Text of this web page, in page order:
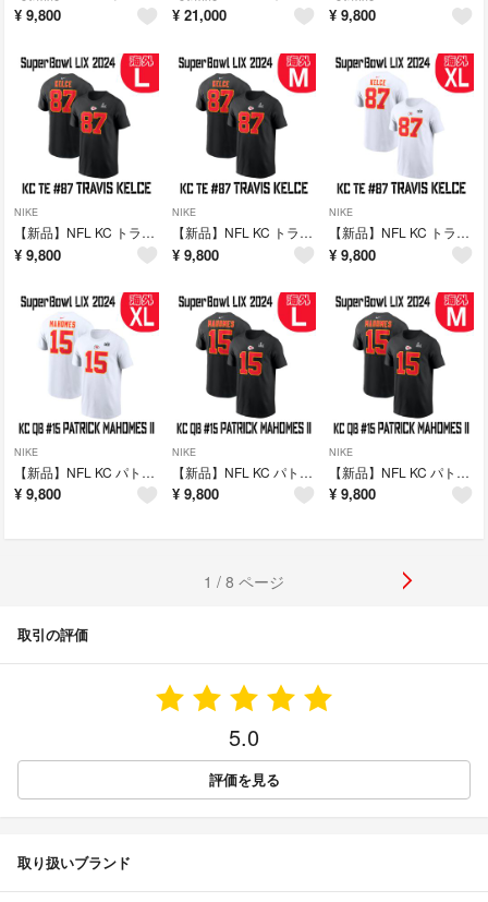
¥ 9,800 ¥ 21,000 ¥ 9,800
NIKE
【新品】NFL KC トラビス・ケルシー 黒Tシャツ 海外Lサイズ
¥ 9,800
NIKE
【新品】NFL KC トラビス・ケルシー 黒Tシャツ 海外Mサイズ
¥ 9,800
NIKE
【新品】NFL KC トラビス・ケルシー 白Tシャツ 海外XLサイズ
¥ 9,800
NIKE
【新品】NFL KC パトリック・マホームズ 白Tシャツ 海外XLサイズ
¥ 9,800
NIKE
【新品】NFL KC パトリック・マホームズ 黒Tシャツ 海外Lサイズ
¥ 9,800
NIKE
【新品】NFL KC パトリック・マホームズ 黒Tシャツ 海外Mサイズ
¥ 9,800
1 / 8 ページ
取引の評価
5.0
評価を見る
取り扱いブランド